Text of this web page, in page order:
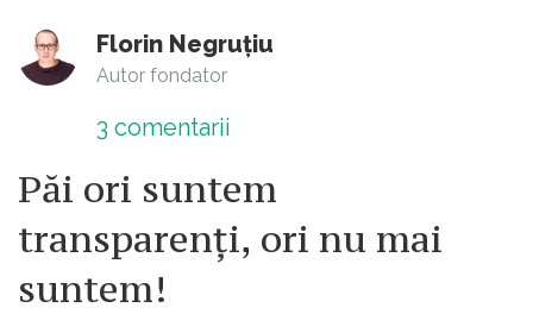
Florin Negruțiu
Autor fondator
3 comentarii
Păi ori suntem
transparenți, ori nu mai
suntem!